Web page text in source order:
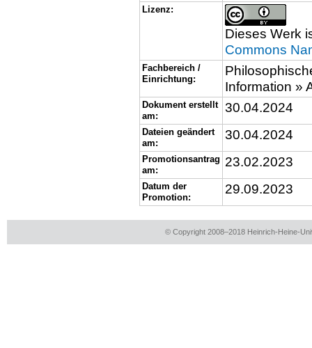
Lizenz:
Dieses Werk
Commons
Fachbereich /
Einrichtung:
Information »
Dokument erstellt
am:
30.04.2024
Dateien geändert
am:
30.04.2024
Promotionsantrag
am:
23.02.2023
Datum der
Promotion:
29.09.2023
© Copyright 2008–2018 Heinrich-Heine-